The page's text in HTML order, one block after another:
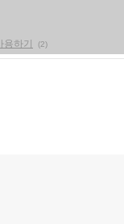
하기 (2)